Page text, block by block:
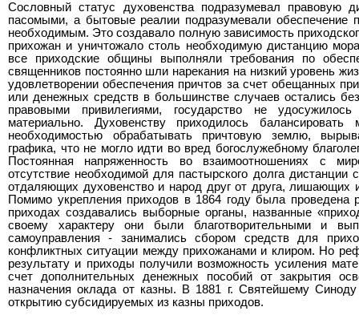
Сословный статус духовенства подразумевал правовую
пасомыми, а бытовые реалии подразумевали обеспечение
необходимым. Это создавало полную зависимость
прихожан и уничтожало столь необходимую дистанцию
все приходские общины выполняли требования по
священников постоянно шли нарекания на низкий уровень
удовлетворении обеспечения причтов за счет обещанных
или денежных средств в большинстве случаев остались
правовыми привилегиями, государство не
материально. Духовенству приходилось
необходимостью обрабатывать причтовую землю,
графика, что не могло идти во вред богослужебному
Постоянная напряженность во взаимоотношениях с
отсутствие необходимой для пастырского долга дистанции
отдаляющих духовенство и народ друг от друга, лишающих
Помимо укрепления приходов в 1864 году была проведена
приходах создавались выборные органы, названные
своему характеру они были благотворительными и
самоуправления - занимались сбором средств для
конфликтных ситуации между прихожанами и клиром. Но
результату и приходы получили возможность усиления
счет дополнительных денежных пособий от закрытия
назначения оклада от казны. В 1881 г. Святейшему
открытию субсидируемых из казны приходов.